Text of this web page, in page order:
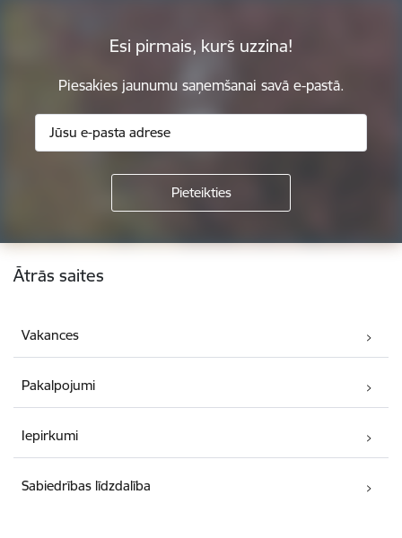
Esi pirmais, kurš uzzina!
Piesakies jaunumu saņemšanai savā e-pastā.
Kājene
Ātrās saites
Vakances
Pakalpojumi
Iepirkumi
Sabiedrības līdzdalība